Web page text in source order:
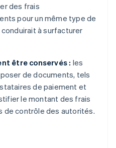
des frais
pour un même type de
conduirait à surfacturer
être conservés : les
de documents, tels
de paiement et
le montant des frais
de contrôle des autorités.